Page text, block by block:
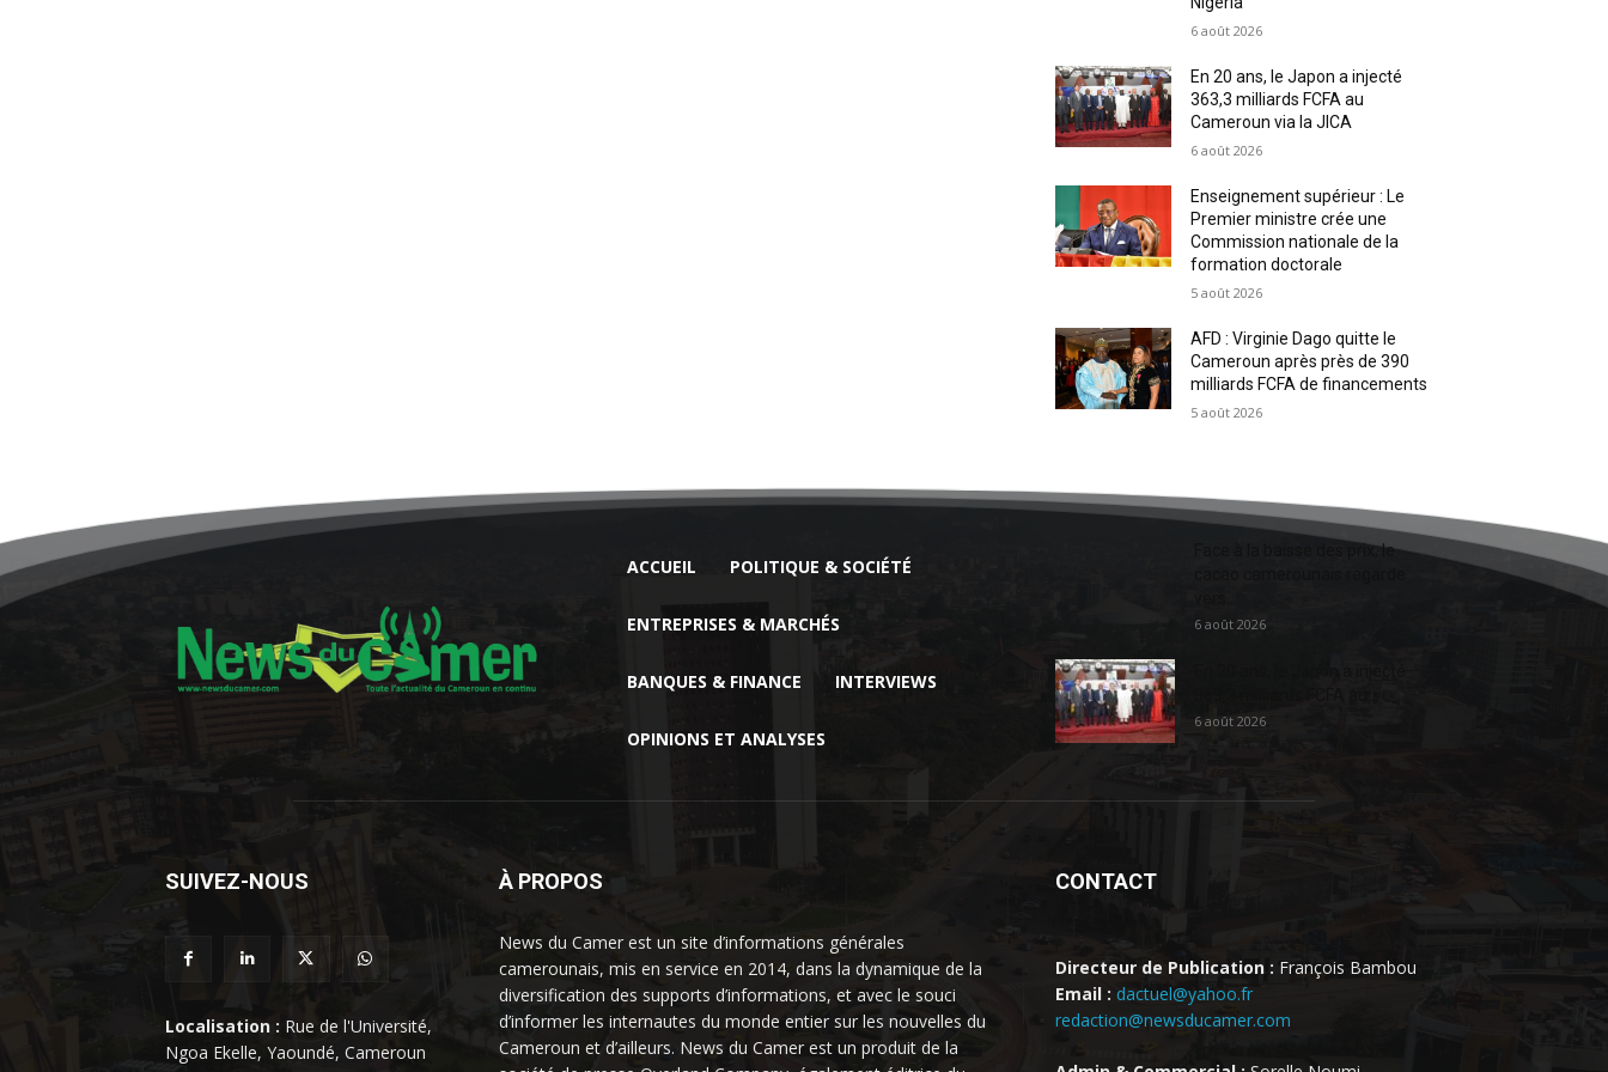
6 août 2026
En 20 ans, le Japon a injecté
363,3 milliards FCFA au
Cameroun via la JICA
6 août 2026
Enseignement supérieur : Le
Premier ministre crée une
Commission nationale de la
formation doctorale
5 août 2026
AFD : Virginie Dago quitte le
Cameroun après près de 390
milliards FCFA de financements
5 août 2026
ACCUEIL POLITIQUE & SOCIÉTÉ
ENTREPRISES & MARCHÉS
BANQUES & FINANCE INTERVIEWS
OPINIONS ET ANALYSES
Face à la baisse des prix, le
6 août 2026
6 août 2026
SUIVEZ-NOUS
Localisation : Rue de l'Université,
Ngoa Ekelle, Yaoundé, Cameroun
À PROPOS
News du Camer est un site d’informations générales
camerounais, mis en service en 2014, dans la dynamique de la
diversification des supports d’informations, et avec le souci
d’informer les internautes du monde entier sur les nouvelles du
Cameroun et d’ailleurs. News du Camer est un produit de la
CONTACT
Directeur de Publication : François Bambou
Email : dactuel@yahoo.fr
redaction@newsducamer.com